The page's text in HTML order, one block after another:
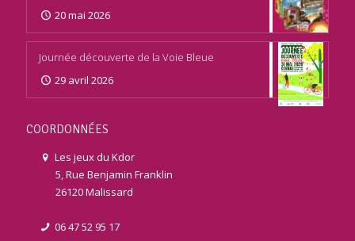
20 mai 2026
Journée découverte de la Voie Bleue
29 avril 2026
COORDONNÉES
Les jeux du Kdor
5, Rue Benjamin Franklin
26120 Malissard
06 47 52 95 17